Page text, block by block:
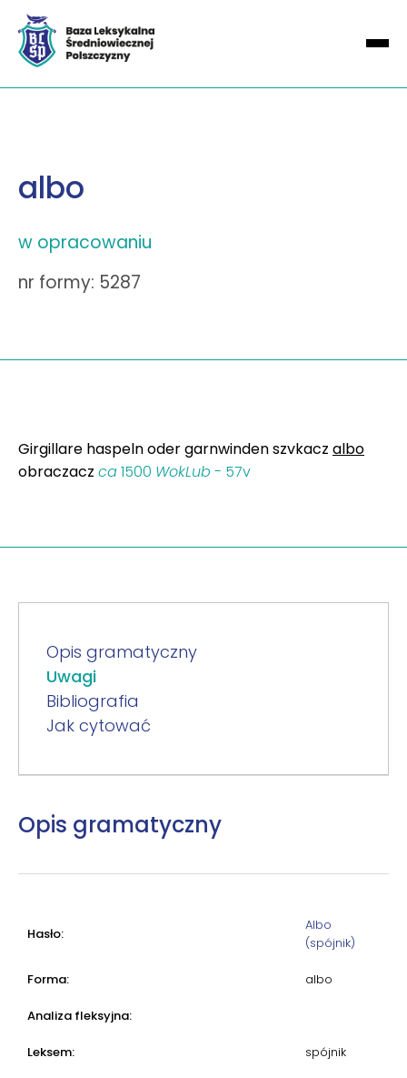
albo
w opracowaniu
nr formy: 5287
Girgillare haspeln oder garnwinden szvkacz albo
obraczacz ca1500 WokLub - 57v
Opis gramatyczny
Uwagi
Bibliografia
Jak cytować
Opis gramatyczny
Hasło:
Albo
(spójnik)
Forma: albo
Analiza fleksyjna:
Leksem: spójnik